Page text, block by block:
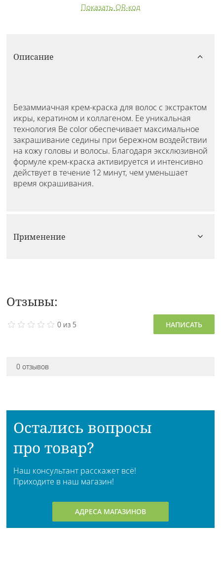
Показать QR-код
Описание
Безаммиачная крем-краска для волос с экстрактом
икры, кератином и коллагеном. Ее уникальная
технология Be color обеспечивает максимальное
закрашивание седины при бережном воздействии
на кожу головы и волосы. Благодаря эксклюзивной
формуле крем-краска активируется и интенсивно
действует в течение 12 минут, чем уменьшает
время окрашивания.
Применение
Отзывы:
0 из 5 НАПИСАТЬ
0 отзывов
Остались вопросы
про товар?
Наш консультант расскажет всё!
Приходите в наш магазин!
АДРЕСА МАГАЗИНОВ